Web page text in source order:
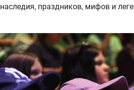
наследия, праздников, мифов и